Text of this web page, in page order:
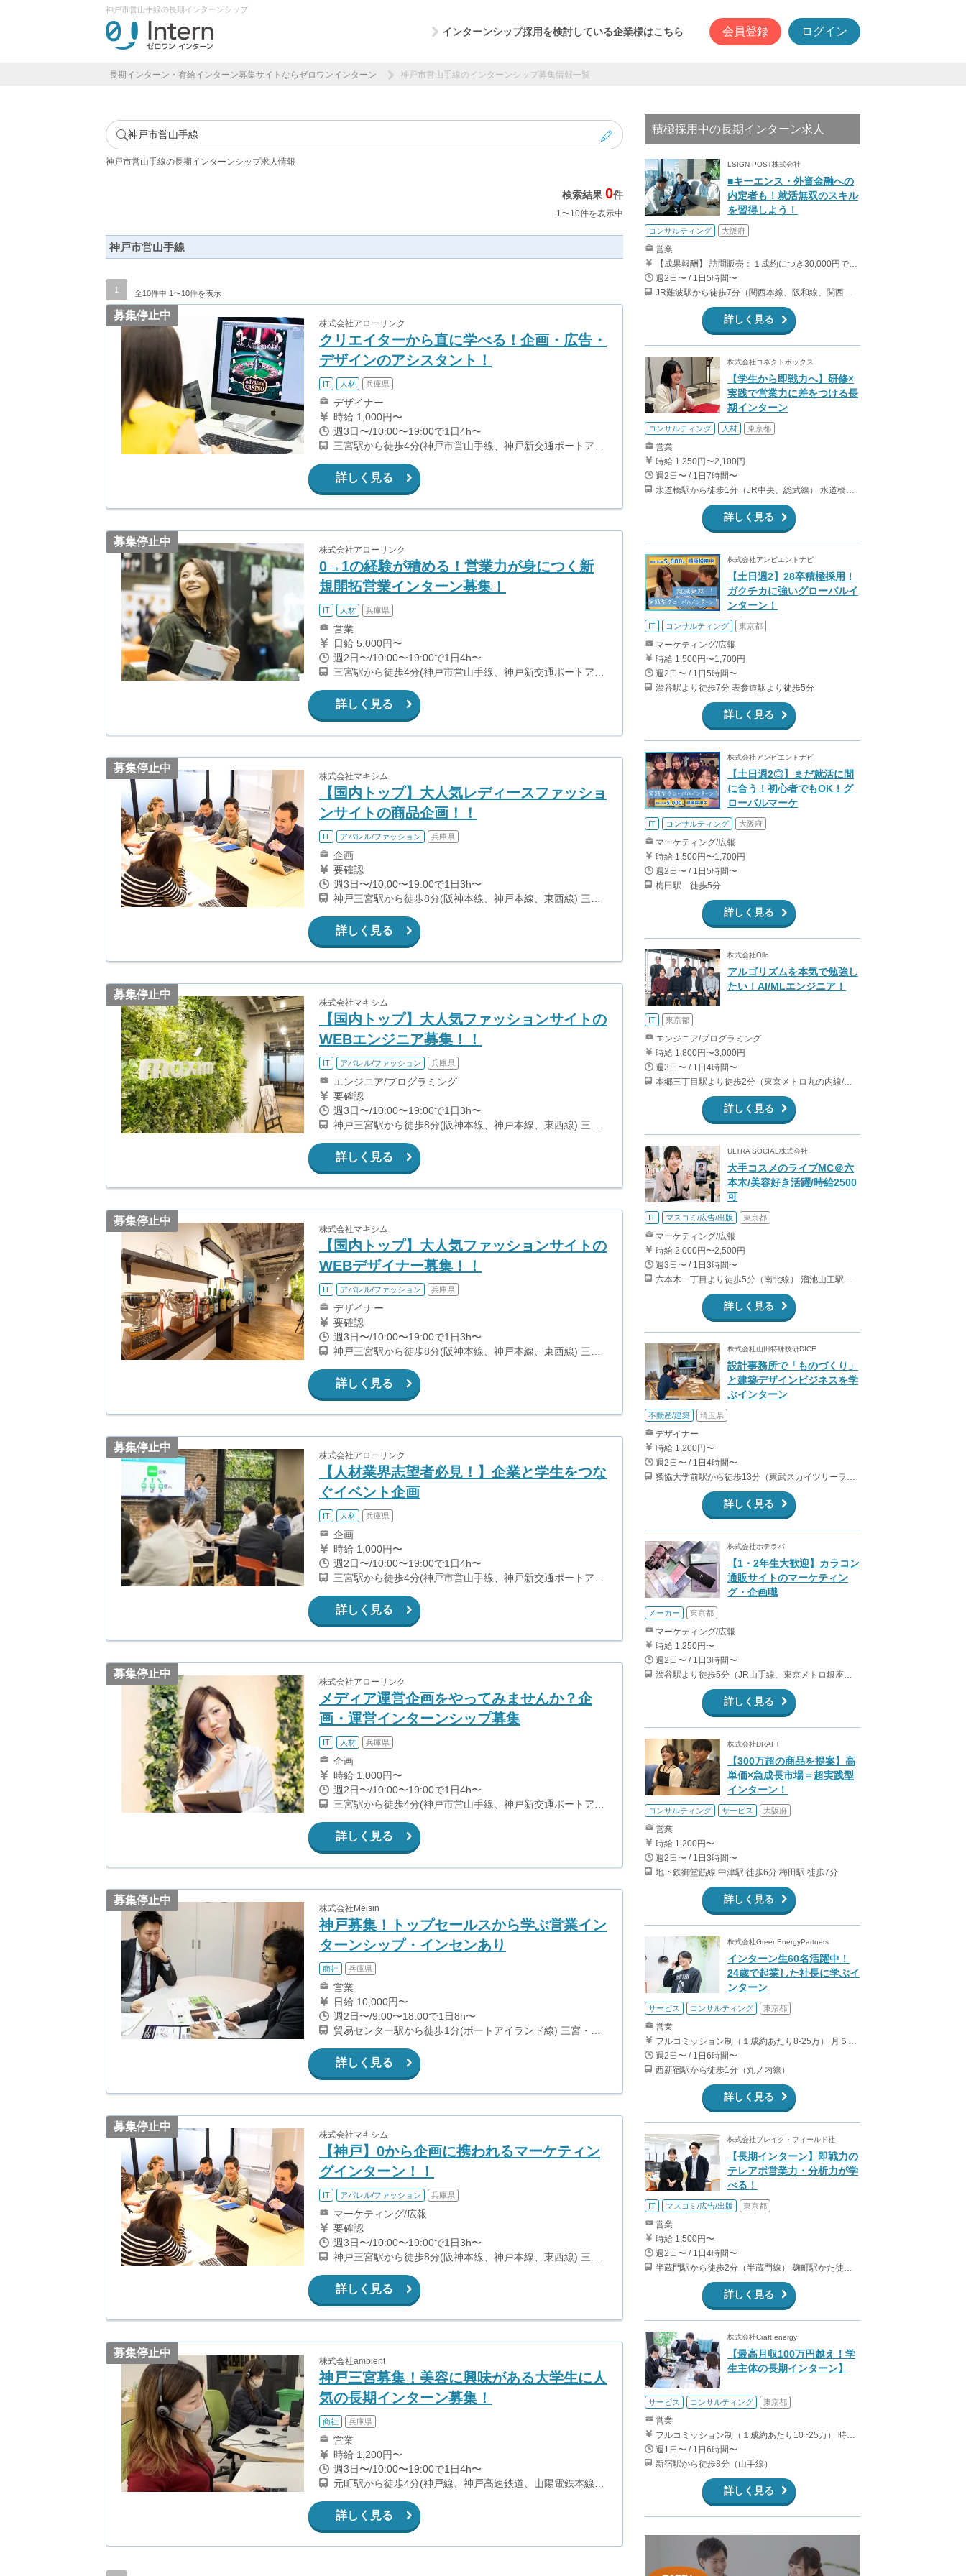
神戸市営山手線の長期インターンシップ
インターンシップ採用を検討している企業様はこちら 会員登録 ログイン
長期インターン・有給インターン募集サイトならゼロワンインターン 神戸市営山手線のインターンシップ募集情報一覧
神戸市営山手線
神戸市営山手線の長期インターンシップ求人情報
検索結果 0件
1〜10件を表示中
神戸市営山手線
1 全10件中 1〜10件を表示
募集停止中
株式会社アローリンク
クリエイターから直に学べる！企画・広告・
デザインのアシスタント！
IT 人材 兵庫県
デザイナー
時給 1,000円〜
週3日〜/10:00〜19:00で1日4h〜
三宮駅から徒歩4分(神戸市営山手線、神戸新交通ポートアイ
かもめ) 貿易センター駅から徒歩9分(神戸新交通ポートアイ
ランド線)
詳しく見る
募集停止中
株式会社アローリンク
0→1の経験が積める！営業力が身につく新
規開拓営業インターン募集！
IT 人材 兵庫県
営業
日給 5,000円〜
週2日〜/10:00〜19:00で1日4h〜
三宮駅から徒歩4分(神戸市営山手線、神戸新交通ポートアイ
かもめ) 貿易センター駅から徒歩9分(神戸新交通ポートアイ
ランド線)
詳しく見る
募集停止中
株式会社マキシム
【国内トップ】大人気レディースファッショ
ンサイトの商品企画！！
IT アパレル/ファッション 兵庫県
企画
要確認
週3日〜/10:00〜19:00で1日3h〜
神戸三宮駅から徒歩8分(阪神本線、神戸本線、東西線) 三宮
駅から徒歩2分(ポートアイランド線) 三宮・花時計前駅から
徒歩5分(夢かもめ)
詳しく見る
募集停止中
株式会社マキシム
【国内トップ】大人気ファッションサイトの
WEBエンジニア募集！！
IT アパレル/ファッション 兵庫県
エンジニア/プログラミング
要確認
週3日〜/10:00〜19:00で1日3h〜
神戸三宮駅から徒歩8分(阪神本線、神戸本線、東西線) 三宮
駅から徒歩2分(ポートアイランド線) 三宮・花時計前駅から
徒歩5分(夢かもめ)
詳しく見る
募集停止中
株式会社マキシム
【国内トップ】大人気ファッションサイトの
WEBデザイナー募集！！
IT アパレル/ファッション 兵庫県
デザイナー
要確認
週3日〜/10:00〜19:00で1日3h〜
神戸三宮駅から徒歩8分(阪神本線、神戸本線、東西線) 三宮
駅から徒歩2分(ポートアイランド線) 三宮・花時計前駅から
徒歩5分(夢かもめ)
詳しく見る
募集停止中
株式会社アローリンク
【人材業界志望者必見！】企業と学生をつな
ぐイベント企画
IT 人材 兵庫県
企画
時給 1,000円〜
週2日〜/10:00〜19:00で1日4h〜
三宮駅から徒歩4分(神戸市営山手線、神戸新交通ポートアイ
かもめ) 貿易センター駅から徒歩9分(神戸新交通ポートアイ
ランド線)
詳しく見る
募集停止中
株式会社アローリンク
メディア運営企画をやってみませんか？企
画・運営インターンシップ募集
IT 人材 兵庫県
企画
時給 1,000円〜
週2日〜/10:00〜19:00で1日4h〜
三宮駅から徒歩4分(神戸市営山手線、神戸新交通ポートアイ
かもめ) 貿易センター駅から徒歩9分(神戸新交通ポートアイ
ランド線)
詳しく見る
募集停止中
株式会社Meisin
神戸募集！トップセールスから学ぶ営業イン
ターンシップ・インセンあり
商社 兵庫県
営業
日給 10,000円〜
週2日〜/9:00〜18:00で1日8h〜
貿易センター駅から徒歩1分(ポートアイランド線) 三宮・花
戸高速東西線、阪急神戸本線) 三宮駅から徒歩9分(山手線、
ポートアイランド線)
詳しく見る
募集停止中
株式会社マキシム
【神戸】0から企画に携われるマーケティン
グインターン！！
IT アパレル/ファッション 兵庫県
マーケティング/広報
要確認
週3日〜/10:00〜19:00で1日3h〜
神戸三宮駅から徒歩8分(阪神本線、神戸本線、東西線) 三宮
駅から徒歩2分(ポートアイランド線) 三宮・花時計前駅から
徒歩5分(夢かもめ)
詳しく見る
募集停止中
株式会社ambient
神戸三宮募集！美容に興味がある大学生に人
気の長期インターン募集！
商社 兵庫県
営業
時給 1,200円〜
週3日〜/10:00〜19:00で1日4h〜
元町駅から徒歩4分(神戸線、神戸高速鉄道、山陽電鉄本線
徒歩6分(山手線) 神戸三宮駅から徒歩8分(神戸高速鉄道、阪
急神戸線、阪神本線 他)
詳しく見る
積極採用中の長期インターン求人
LSIGN POST株式会社
■キーエンス・外資金融への
内定者も！就活無双のスキル
を習得しよう！
コンサルティング 大阪府
営業
【成果報酬】 訪問販売：１成約につき30,000円です。 例えば、光インターネットの成約であれば、平均的に2.5日で1件の契約が見込めます。（12,000円/1日6時間稼働） ＜月収例＞月に100万以上稼ぐ方もいます！ ・月5件成約：150,000円 ・月15件成約：450,000円 ・月30成約：900,000円➕マネジメントインセンティブ300,000円 合計1,200,000円 時給換算で2,000円程度が、平均的なインターン生の報酬となっています。
週2日〜 / 1日5時間〜
JR難波駅から徒歩7分（関西本線、阪和線、関西空港線） 大阪難波駅から徒歩13分（近鉄奈良線、阪神なんば線） 桜川駅から徒歩4分（大阪メトロ千日前線、阪神なんば線）
詳しく見る
株式会社コネクトボックス
【学生から即戦力へ】研修×
実践で営業力に差をつける長
期インターン
コンサルティング 人材 東京都
営業
時給 1,250円〜2,100円
週2日〜 / 1日7時間〜
水道橋駅から徒歩1分（JR中央、総武線） 水道橋駅から徒歩6分（都営三田線）
詳しく見る
株式会社アンビエントナビ
【土日週2】28卒積極採用！
ガクチカに強いグローバルイ
ンターン！
IT コンサルティング 東京都
マーケティング/広報
時給 1,500円〜1,700円
週2日〜 / 1日5時間〜
渋谷駅より徒歩7分 表参道駅より徒歩5分
詳しく見る
株式会社アンビエントナビ
【土日週2◎】まだ就活に間
に合う！初心者でもOK！グ
ローバルマーケ
IT コンサルティング 大阪府
マーケティング/広報
時給 1,500円〜1,700円
週2日〜 / 1日5時間〜
梅田駅 徒歩5分
詳しく見る
株式会社Ollo
アルゴリズムを本気で勉強し
たい！AI/MLエンジニア！
IT 東京都
エンジニア/プログラミング
時給 1,800円〜3,000円
週3日〜 / 1日4時間〜
本郷三丁目駅より徒歩2分（東京メトロ丸の内線/都営地下鉄大江戸線）
詳しく見る
ULTRA SOCIAL株式会社
大手コスメのライブMC＠六
本木/美容好き活躍/時給2500
可
IT マスコミ/広告/出版 東京都
マーケティング/広報
時給 2,000円〜2,500円
週3日〜 / 1日3時間〜
詳しく見る
株式会社山田特殊技研DICE
設計事務所で「ものづくり」
と建築デザインビジネスを学
ぶインターン
不動産/建築 埼玉県
デザイナー
時給 1,200円〜
週2日〜 / 1日4時間〜
詳しく見る
株式会社ホテラバ
【1・2年生大歓迎】カラコン
通販サイトのマーケティン
グ・企画職
メーカー 東京都
マーケティング/広報
時給 1,250円〜
週2日〜 / 1日3時間〜
詳しく見る
株式会社DRAFT
【300万超の商品を提案】高
単価×急成長市場＝超実践型
インターン！
コンサルティング サービス 大阪府
営業
時給 1,200円〜
週2日〜 / 1日3時間〜
地下鉄御堂筋線 中津駅 徒歩6分 梅田駅 徒歩7分
詳しく見る
株式会社GreenEnergyPartners
インターン生60名活躍中！
24歳で起業した社長に学ぶイ
ンターン
サービス コンサルティング 東京都
営業
週2日〜 / 1日6時間〜
西新宿駅から徒歩1分（丸ノ内線）
詳しく見る
株式会社ブレイク・フィールド社
【長期インターン】即戦力の
テレアポ営業力・分析力が学
べる！
IT マスコミ/広告/出版 東京都
営業
時給 1,500円〜
週2日〜 / 1日4時間〜
詳しく見る
株式会社Craft energy
【最高月収100万円越え！学
生主体の長期インターン】
サービス コンサルティング 東京都
営業
週1日〜 / 1日6時間〜
新宿駅から徒歩8分（山手線）
詳しく見る